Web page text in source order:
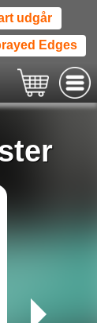
udgår
Edges